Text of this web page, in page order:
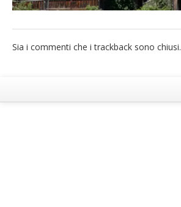
Italiano
Sia i commenti che i trackback sono chiusi.